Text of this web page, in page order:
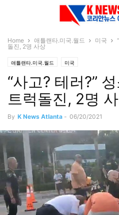
Home 애틀랜타.미국.월드 미국
돌진, 2명 사상
애틀랜타.미국.월드 미국
“사고? 테러?”
트럭돌진, 2명
By K News Atlanta - 06/20/2021